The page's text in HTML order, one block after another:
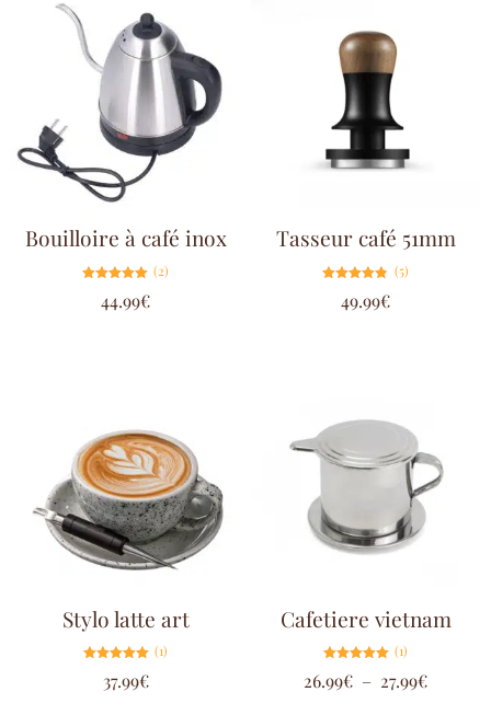
Bouilloire à café inox
5.00
sur 5
(2)
44.99€
Tasseur café 51mm
4.80
sur 5
(5)
49.99€
Stylo latte art
5.00
sur 5
(1)
37.99€
Cafetiere vietnam
5.00
sur 5
(1)
26.99€ – 27.99€